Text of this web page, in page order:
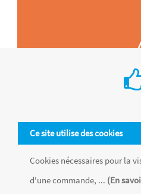
Ce site utilise des cookies
Cookies nécessaires pour la
d'une commande, ... (En
Tous les produits sont vendus dans